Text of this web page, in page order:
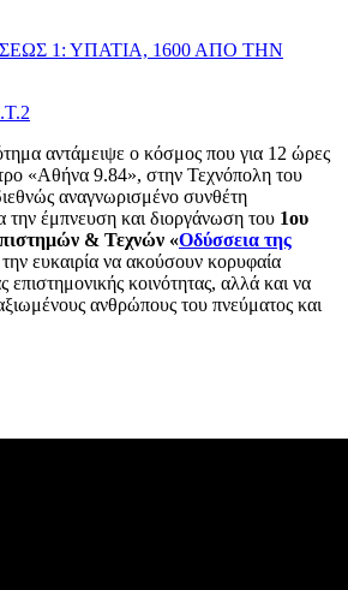
1: ΥΠΑΤΙΑ, 1600 ΑΠΟ ΤΗΝ
αντάμειψε ο κόσμος που για 12 ώρες
«Αθήνα 9.84», στην Τεχνόπολη του
αναγνωρισμένο συνθέτη
την έμπνευση και διοργάνωση του 1ου
& Τεχνών «Οδύσσεια της
ευκαιρία να ακούσουν κορυφαία
επιστημονικής κοινότητας, αλλά και να
ανθρώπους του πνεύματος και